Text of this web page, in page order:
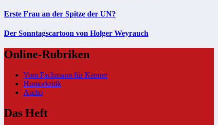
Erste Frau an der Spitze der UN?
Der Sonntagscartoon von Holger Weyrauch
Online-Rubriken
Vom Fachmann für Kenner
Humorkritik
Audio
Das Heft